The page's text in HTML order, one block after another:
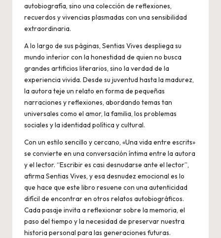
autobiografía, sino una colección de reflexiones,
recuerdos y vivencias plasmadas con una sensibilidad
extraordinaria.
A lo largo de sus páginas, Sentias Vives despliega su
mundo interior con la honestidad de quien no busca
grandes artificios literarios, sino la verdad de la
experiencia vivida. Desde su juventud hasta la madurez,
la autora teje un relato en forma de pequeñas
narraciones y reflexiones, abordando temas tan
universales como el amor, la familia, los problemas
sociales y la identidad política y cultural.
Con un estilo sencillo y cercano, «Una vida entre escrits»
se convierte en una conversación íntima entre la autora
y el lector. “Escribir es casi desnudarse ante el lector”,
afirma Sentias Vives, y esa desnudez emocional es lo
que hace que este libro resuene con una autenticidad
difícil de encontrar en otros relatos autobiográficos.
Cada pasaje invita a reflexionar sobre la memoria, el
paso del tiempo y la necesidad de preservar nuestra
historia personal para las generaciones futuras.